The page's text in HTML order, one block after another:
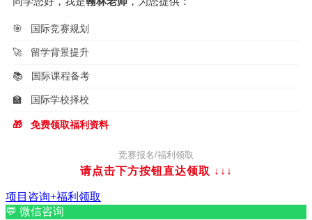
🎯 国际竞赛规划
🚀 留学背景提升
📚 国际课程备考
🏫 国际学校择校
🎁 免费领取福利资料
竞赛报名/福利领取
请点击下方按钮直达领取 ↓↓↓
项目咨询+福利领取
💬 微信咨询